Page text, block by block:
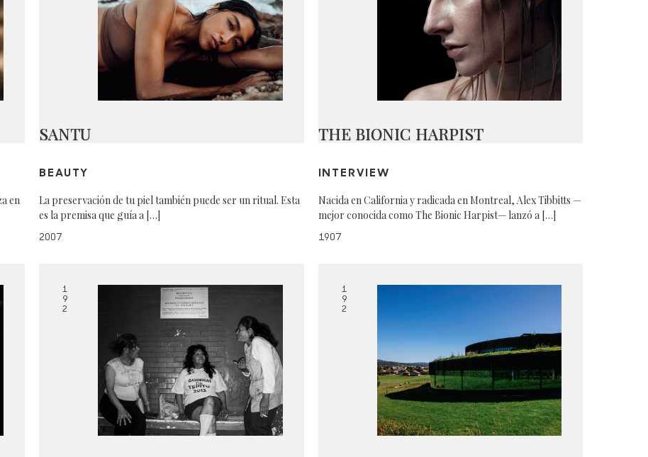
en
SANTU
BEAUTY
La preservación de tu piel también puede ser un ritual. Esta
es la premisa que guía a […]
2007
THE BIONIC HARPIST
INTERVIEW
Nacida en California y radicada en Montreal, Alex Tibbitts —
mejor conocida como The Bionic Harpist— lanzó a […]
1907
1
9
2
1
9
2